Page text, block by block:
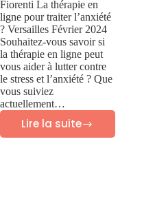
Fiorenti La thérapie en
ligne pour traiter l’anxiété
? Versailles Février 2024
Souhaitez-vous savoir si
la thérapie en ligne peut
vous aider à lutter contre
le stress et l’anxiété ? Que
vous suiviez
actuellement…
Lire la suite